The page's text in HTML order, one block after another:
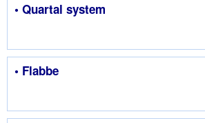
• Quartal system
• Flabbe